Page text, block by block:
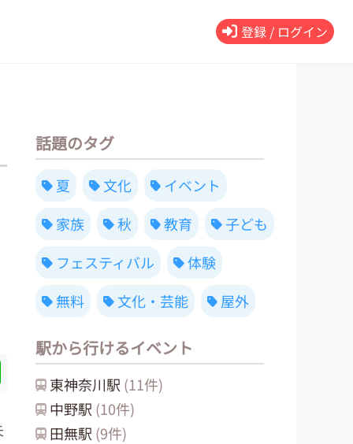
登録 / ログイン
話題のタグ
夏 文化
イベント
家族
秋 教育
子ども
フェスティバル
体験
無料
文化・芸能 屋外
駅から行けるイベント
東神奈川駅 (11件)
中野駅 (10件)
田無駅 (9件)